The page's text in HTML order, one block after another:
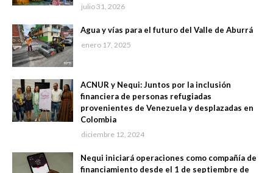
julio 31, 2026
Agua y vías para el futuro del Valle de Aburrá
enero 17, 2025
ACNUR y Nequi: Juntos por la inclusión
financiera de personas refugiadas
provenientes de Venezuela y desplazadas en
Colombia
diciembre 12, 2024
Nequi iniciará operaciones como compañía de
financiamiento desde el 1 de septiembre de